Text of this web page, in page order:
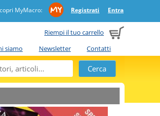
MyMacro: Registrati Entra
Riempi il tuo carrello
siamo
Newsletter Contatti